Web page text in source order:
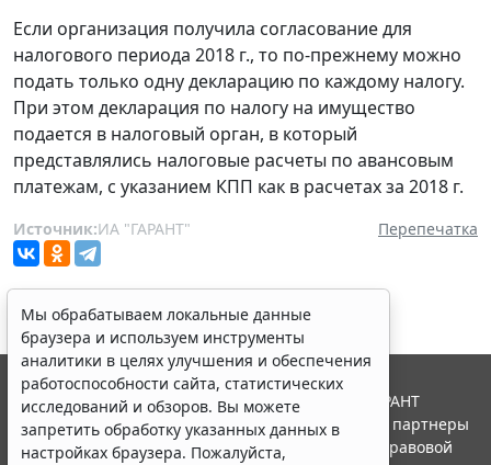
Если организация получила согласование для
налогового периода 2018 г., то по-прежнему можно
подать только одну декларацию по каждому налогу.
При этом декларация по налогу на имущество
подается в налоговый орган, в который
представлялись налоговые расчеты по авансовым
платежам, с указанием КПП как в расчетах за 2018 г.
Источник:ИА "ГАРАНТ" Перепечатка
Мы обрабатываем локальные данные
браузера и используем инструменты
аналитики в целях улучшения и обеспечения
работоспособности сайта, статистических
исследований и обзоров. Вы можете
запретить обработку указанных данных в
настройках браузера. Пожалуйста,
© ООО "НПП "ГАРАНТ-СЕРВИС", 2026. Система ГАРАНТ
выпускается с 1990 года. Компания "Гарант" и ее партнеры
являются участниками Российской ассоциации правовой